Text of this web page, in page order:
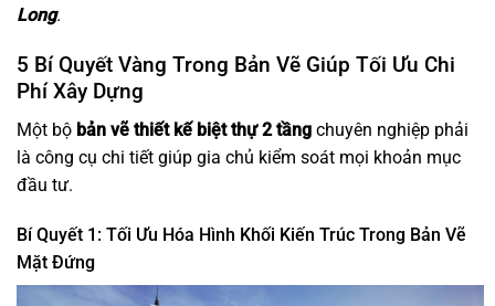
Long.
5 Bí Quyết Vàng Trong Bản Vẽ Giúp Tối Ưu Chi
Phí Xây Dựng
Một bộ bản vẽ thiết kế biệt thự 2 tầng chuyên nghiệp phải
là công cụ chi tiết giúp gia chủ kiểm soát mọi khoản mục
đầu tư.
Bí Quyết 1: Tối Ưu Hóa Hình Khối Kiến Trúc Trong Bản Vẽ
Mặt Đứng